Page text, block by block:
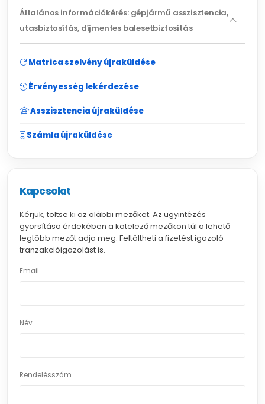
Általános információkérés: gépjármű asszisztencia,
utasbiztosítás, díjmentes balesetbiztosítás
Matrica szelvény újraküldése
Érvényesség lekérdezése
Asszisztencia újraküldése
Számla újraküldése
Kapcsolat
Kérjük, töltse ki az alábbi mezőket. Az ügyintézés
gyorsítása érdekében a kötelező mezőkön túl a lehető
legtöbb mezőt adja meg. Feltöltheti a fizetést igazoló
tranzakcióigazolást is.
Email
Név
Rendelésszám